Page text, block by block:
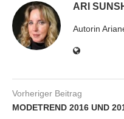
ARI
Autorin
Vorheriger Beitrag
MODETREND 2016 UND